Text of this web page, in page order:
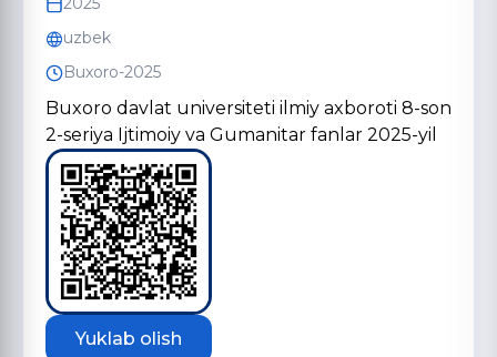
uzbek
Buxoro-2025
Buxoro davlat universiteti ilmiy axboroti 8-son
2-seriya Ijtimoiy va Gumanitar fanlar 2025-yil
Yuklab olish